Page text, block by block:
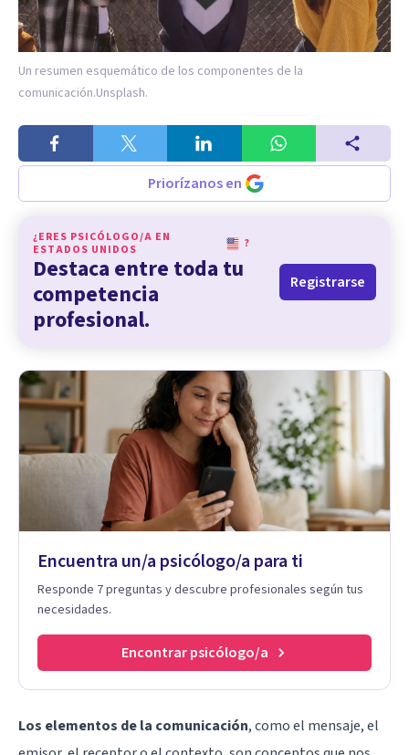
Un resumen esquemático de los componentes de la
comunicación.Unsplash.
Priorízanos en
¿ERES PSICÓLOGO/A EN
ESTADOS UNIDOS
?
Destaca entre toda tu
competencia
profesional.
Registrarse
Encuentra un/a psicólogo/a para ti
Responde 7 preguntas y descubre profesionales según tus
necesidades.
Encontrar psicólogo/a
Los elementos de la comunicación, como el mensaje, el